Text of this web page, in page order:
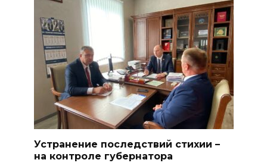
Устранение последствий стихии –
на контроле губернатора